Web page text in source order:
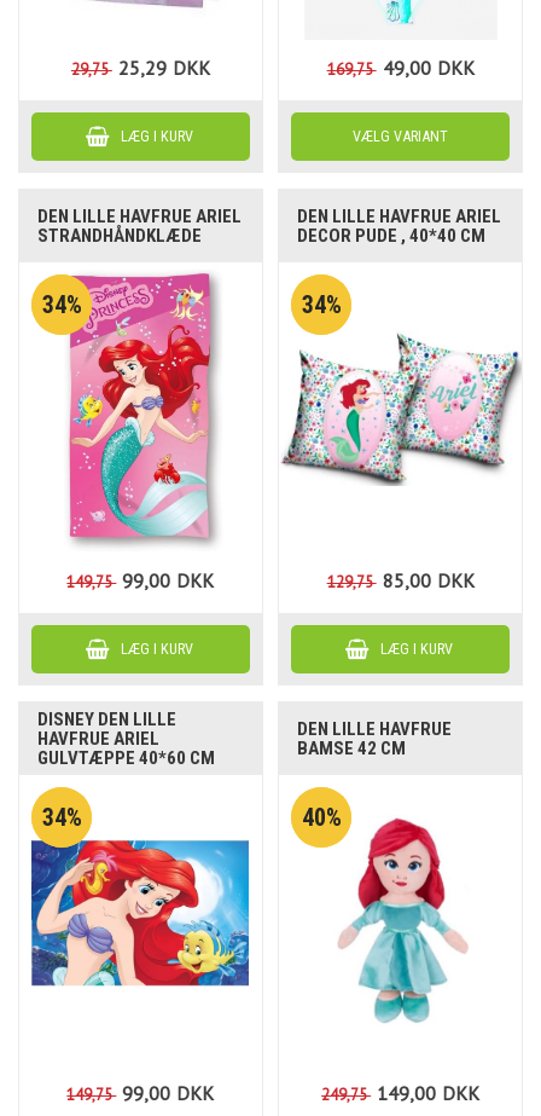
29,75 25,29 DKK 169,75 49,00 DKK
DEN LILLE HAVFRUE ARIEL
STRANDHÅNDKLÆDE
34%
149,75 99,00 DKK
DEN LILLE HAVFRUE ARIEL
DECOR PUDE , 40*40 CM
34%
129,75 85,00 DKK
DISNEY DEN LILLE
HAVFRUE ARIEL
GULVTÆPPE 40*60 CM
34%
149,75 99,00 DKK
DEN LILLE HAVFRUE
BAMSE 42 CM
40%
249,75 149,00 DKK